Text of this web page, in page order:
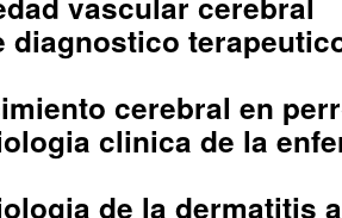
diagnostico
cerebral en
clinica de la
de la dermatitis